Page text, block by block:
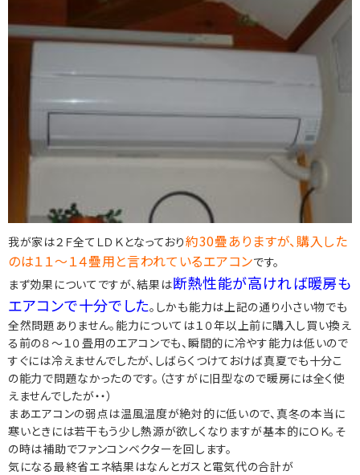
我が家は２Ｆ全てＬＤＫとなっており約30疊ありますが、購入した
のは１１～１４疊用と言われているエアコンです。
まず効果についてですが、結果は断熱性能が高ければ暖房も
エアコンで十分でした。しかも能力は上記の通り小さい物でも
全然問題ありません。能力については１０年以上前に購入し買い換え
る前の８～１０畳用のエアコンでも、瞬間的に冷やす能力は低いので
すぐには冷えませんでしたが、しばらくつけておけば真夏でも十分こ
の能力で問題なかったのです。（さすがに旧型なので暖房には全く使
えませんでしたが・・）
まあエアコンの弱点は温風温度が絶対的に低いので、真冬の本当に
寒いときには若干もう少し熱源が欲しくなりますが基本的にＯＫ。そ
の時は補助でファンコンベクターを回します。
気になる最終省エネ結果はなんとガスと電気代の合計が